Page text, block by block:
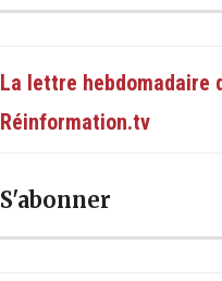
La lettre hebdomadaire
Réinformation.tv
S'abonner